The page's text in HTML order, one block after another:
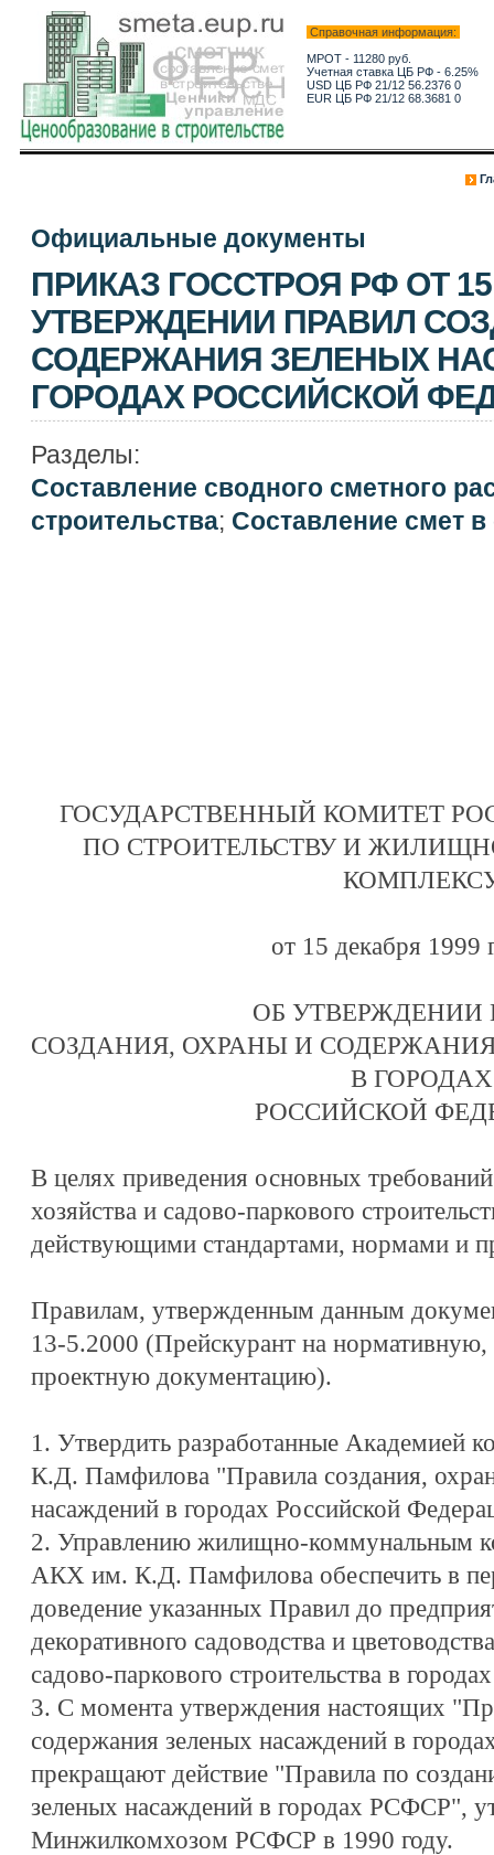
Справочная информация:
МРОТ - 11280 руб.
Учетная ставка ЦБ РФ - 6.25%
USD ЦБ РФ 21/12 56.2376 0
EUR ЦБ РФ 21/12 68.3681 0
Официальные документы
ПРИКАЗ ГОССТРОЯ РФ ОТ
УТВЕРЖДЕНИИ ПРАВИЛ
СОДЕРЖАНИЯ ЗЕЛЕНЫХ
ГОРОДАХ РОССИЙСКОЙ
Разделы:
Составление сводного сметного
строительства; Составление смет в
ГОСУДАРСТВЕННЫЙ КОМИТЕТ
ПО СТРОИТЕЛЬСТВУ И
от 15 декабря 1999
ОБ УТВЕРЖДЕНИИ
СОЗДАНИЯ, ОХРАНЫ И
В ГОРОДАХ
РОССИЙСКОЙ
В целях приведения основных
хозяйства и садово-паркового
действующими стандартами, нормами и
Правилам, утвержденным данным
13-5.2000 (Прейскурант на
проектную документацию).
1. Утвердить разработанные Академией
К.Д. Памфилова "Правила создания,
насаждений в городах Российской
2. Управлению жилищно-коммунальным
АКХ им. К.Д. Памфилова обеспечить в
доведение указанных Правил до
декоративного садоводства и
садово-паркового строительства в
3. С момента утверждения настоящих
содержания зеленых насаждений в
прекращают действие "Правила по
зеленых насаждений в городах РСФСР",
Минжилкомхозом РСФСР в 1990 году.